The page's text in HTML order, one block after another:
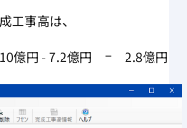
事高は、
億円 - 7.2億円 = 2.8億円